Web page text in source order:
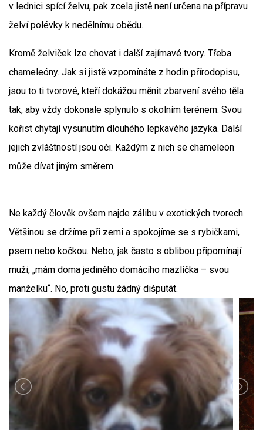
v lednici spící želvu, pak zcela jistě není určena na přípravu
želví polévky k nedělnímu obědu.
Kromě želviček lze chovat i další zajímavé tvory. Třeba
chameleóny. Jak si jistě vzpomínáte z hodin přírodopisu,
jsou to ti tvorové, kteří dokážou měnit zbarvení svého těla
tak, aby vždy dokonale splynulo s okolním terénem. Svou
kořist chytají vysunutím dlouhého lepkavého jazyka. Další
jejich zvláštností jsou oči. Každým z nich se chameleon
může dívat jiným směrem.
Ne každý člověk ovšem najde zálibu v exotických tvorech.
Většinou se držíme při zemi a spokojíme se s rybičkami,
psem nebo kočkou. Nebo, jak často s oblibou připomínají
muži, „mám doma jediného domácího mazlíčka – svou
manželku“. No, proti gustu žádný dišputát.